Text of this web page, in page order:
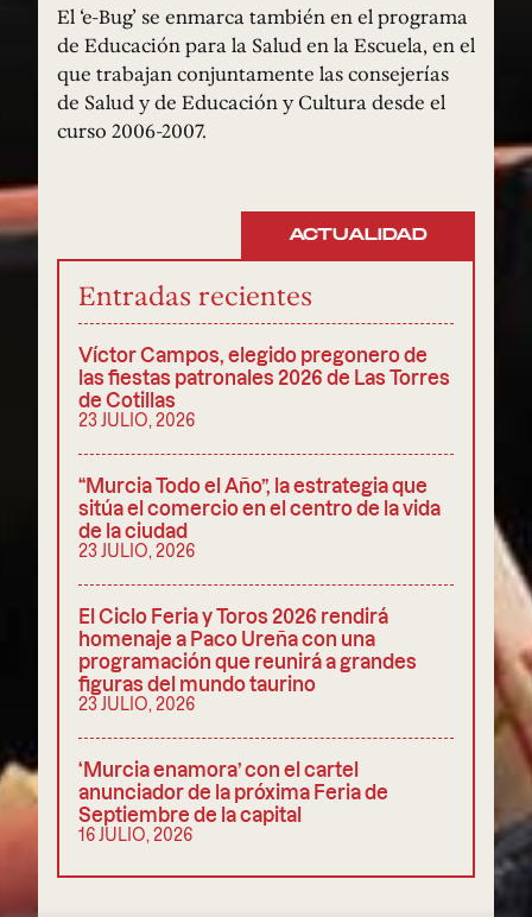
El ‘e-Bug’ se enmarca también en el programa
de Educación para la Salud en la Escuela, en el
que trabajan conjuntamente las consejerías
de Salud y de Educación y Cultura desde el
curso 2006-2007.
ACTUALIDAD
Entradas recientes
Víctor Campos, elegido pregonero de
las fiestas patronales 2026 de Las Torres
de Cotillas
23 JULIO, 2026
“Murcia Todo el Año”, la estrategia que
sitúa el comercio en el centro de la vida
de la ciudad
23 JULIO, 2026
El Ciclo Feria y Toros 2026 rendirá
homenaje a Paco Ureña con una
programación que reunirá a grandes
figuras del mundo taurino
23 JULIO, 2026
‘Murcia enamora’ con el cartel
anunciador de la próxima Feria de
Septiembre de la capital
16 JULIO, 2026